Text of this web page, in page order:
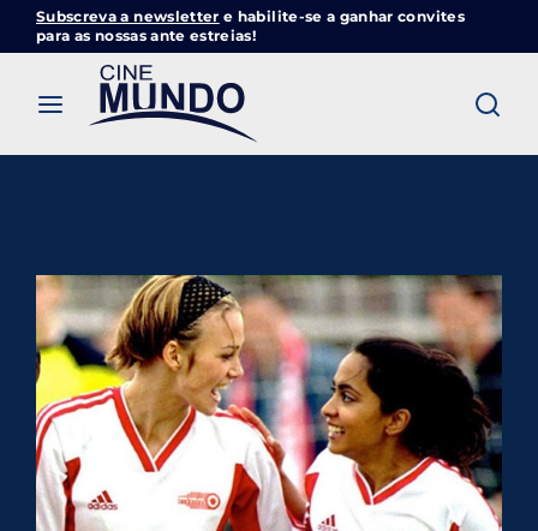
Subscreva a newsletter e habilite-se a ganhar convites
para as nossas ante estreias!
Cinemundo – Onde O Cinema Acontece
Login
Password
SIGN IN
Remember Me